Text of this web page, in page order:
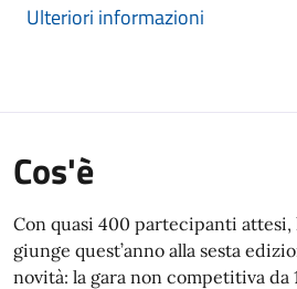
Ulteriori informazioni
Cos'è
Con quasi 400 partecipanti attesi,
giunge quest’anno alla sesta
novità: la gara non competitiva da